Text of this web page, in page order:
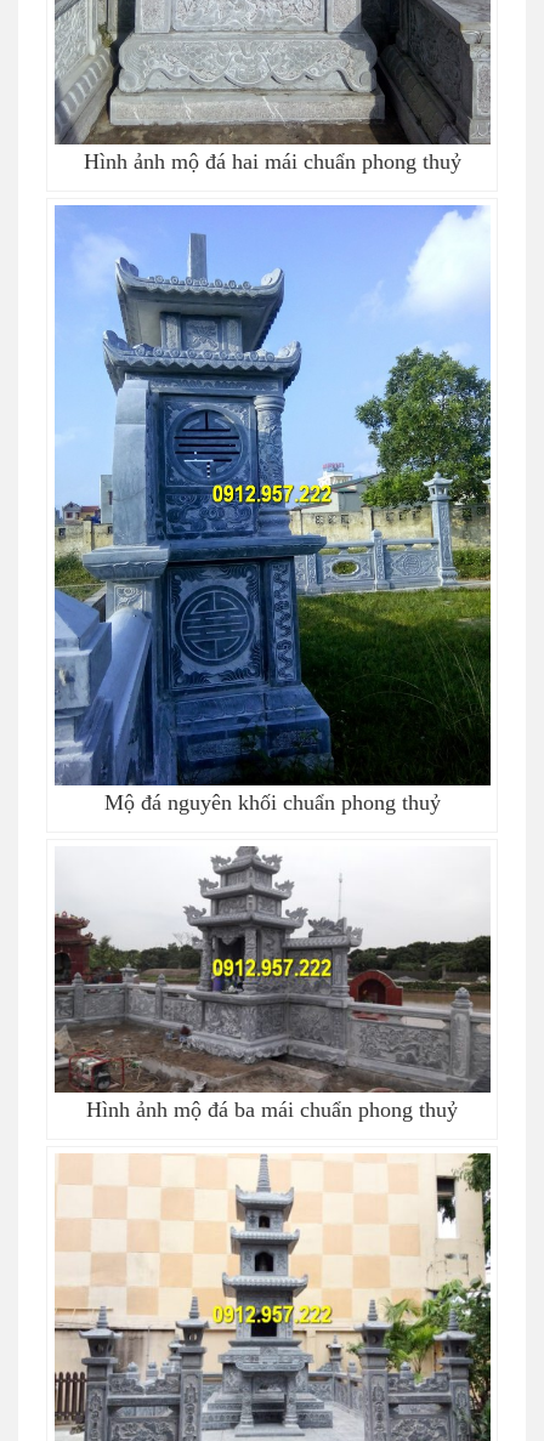
Hình ảnh mộ đá hai mái chuẩn phong thuỷ
Mộ đá nguyên khối chuẩn phong thuỷ
Hình ảnh mộ đá ba mái chuẩn phong thuỷ